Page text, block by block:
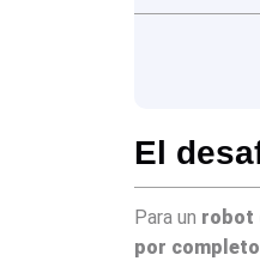
El
Para un robot
por completo